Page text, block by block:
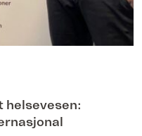
helsevesen: